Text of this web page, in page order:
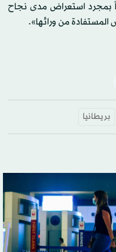
بمجرد استعراض مدى نجاح
المستفادة من ورائها».
بريطانيا